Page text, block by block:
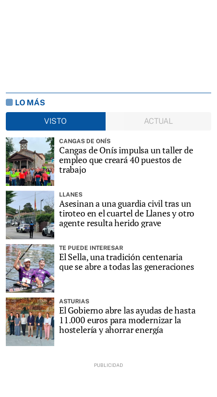
LO MÁS
VISTO
ACTUAL
CANGAS DE ONÍS
Cangas de Onís impulsa un taller de
empleo que creará 40 puestos de
trabajo
LLANES
Asesinan a una guardia civil tras un
tiroteo en el cuartel de Llanes y otro
agente resulta herido grave
TE PUEDE INTERESAR
El Sella, una tradición centenaria
que se abre a todas las generaciones
ASTURIAS
El Gobierno abre las ayudas de hasta
11.000 euros para modernizar la
hostelería y ahorrar energía